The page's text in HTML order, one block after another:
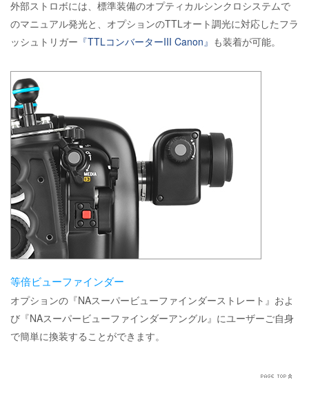
外部ストロボには、標準装備のオプティカルシンクロシステムで
のマニュアル発光と、オプションのTTLオート調光に対応したフラ
ッシュトリガー 『TTLコンバーターIII Canon』 も装着が可能。
等倍ビューファインダー
オプションの『NAスーパービューファインダーストレート』およ
び『NAスーパービューファインダーアングル』にユーザーご自身
で簡単に換装することができます。